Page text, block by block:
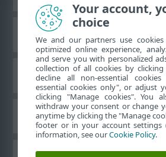
База със знания
Форум на
Регионална
Your account,
choice
We and our partners use
optimized online experience,
and serve you with personalized
collection of all cookies by
decline all non-essential
essential cookies only", or adjust
clicking "Manage cookies". You
withdraw your consent or change
anytime by clicking the "Manage
footer or in your account settings
information, see ourCookie Policy.